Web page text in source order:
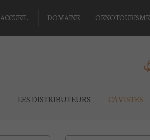
ACCUEIL DOMAINE OENOTOURISME
LES DISTRIBUTEURS CAVISTES